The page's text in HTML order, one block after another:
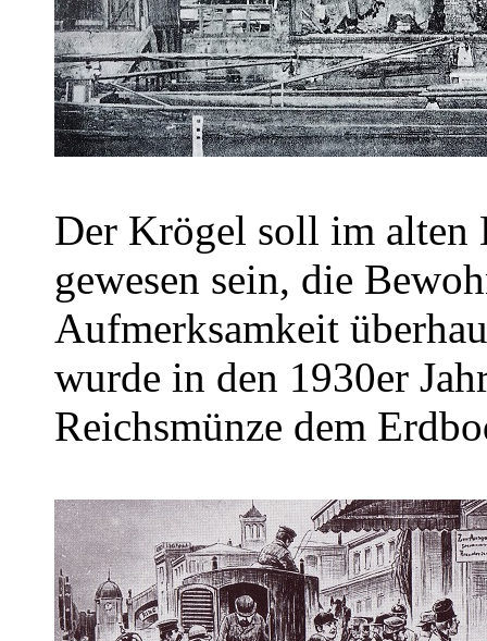
Der Krögel soll im alten
gewesen sein, die
Aufmerksamkeit
wurde in den 1930er
Reichsmünze dem